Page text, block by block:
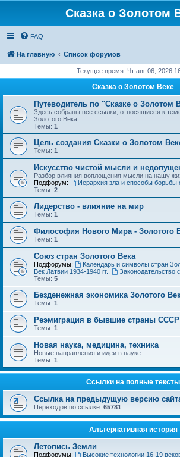
Сказка о Золотом
FAQ
На главную Список форумов
Текущее время: Чт авг 06, 2026
Сказка о Золотом Веке
Путеводитель по "Сказке о Золотом
Здесь собраны все ссылки, относящиеся к
Золотого Века
Темы: 1
Цель создания Сказки о Золотом
Темы: 1
Искусство чистой мысли и
Разбор влияния воплощения мысли на нашу
Подфорум:
Иерархия зла и способы борьбы
Темы: 2
Лидерство - влияние на мир
Темы: 1
Философия Нового Мира - Золотого
Темы: 1
Cоюз стран Золотого Века
Подфорумы: Календарь и символы стран
Век Латвии 1934-1940 гг.
Законодательство
Темы: 5
Безденежная экономика Золотого
Темы: 1
Реэмиграция в бывшие страны СССР
Темы: 1
Новая наука, медицина, техника
Новые направления и идеи в науке
Темы: 1
Ссылки на полные тексты
Ссылка на предыдущую версию
Переходов по ссылке: 65781
Альтернативная история
Летопись Земли
Подфорумы: Высокие технологии 16-19